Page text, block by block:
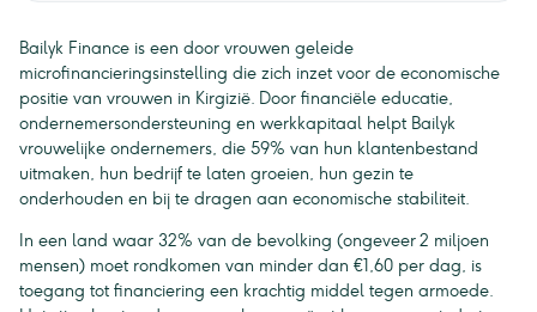
Bailyk Finance is een door vrouwen geleide
microfinancieringsinstelling die zich inzet voor de economische
positie van vrouwen in Kirgizië. Door financiële educatie,
ondernemersondersteuning en werkkapitaal helpt Bailyk
vrouwelijke ondernemers, die 59% van hun klantenbestand
uitmaken, hun bedrijf te laten groeien, hun gezin te
onderhouden en bij te dragen aan economische stabiliteit.
In een land waar 32% van de bevolking (ongeveer 2 miljoen
mensen) moet rondkomen van minder dan €1,60 per dag, is
toegang tot financiering een krachtig middel tegen armoede.